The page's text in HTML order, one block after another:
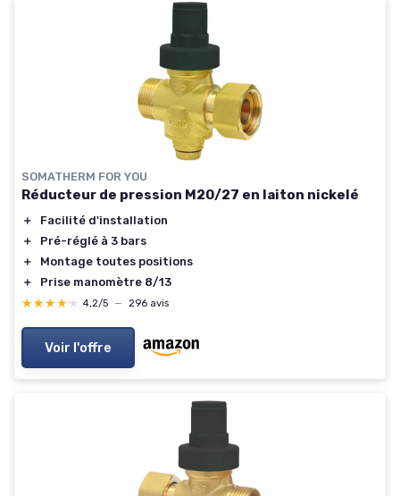
SOMATHERM FOR YOU
Réducteur de pression M20/27 en laiton nickelé
＋
Facilité d'installation
＋
Pré-réglé à 3 bars
＋
Montage toutes positions
＋
Prise manomètre 8/13
★★★★★
★★★★★ 4,2/5 — 296 avis
Voir l'offre